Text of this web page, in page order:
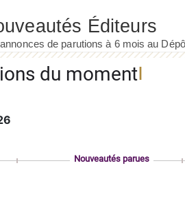
du moment
Nouveautés parues